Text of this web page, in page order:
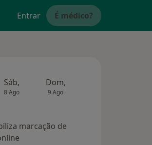
Entrar É médico?
Sáb,
8 Ago
Dom,
9 Ago
marcação de